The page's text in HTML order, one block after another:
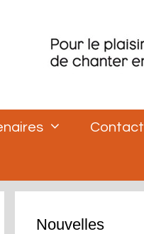
Contact
Nouvelles